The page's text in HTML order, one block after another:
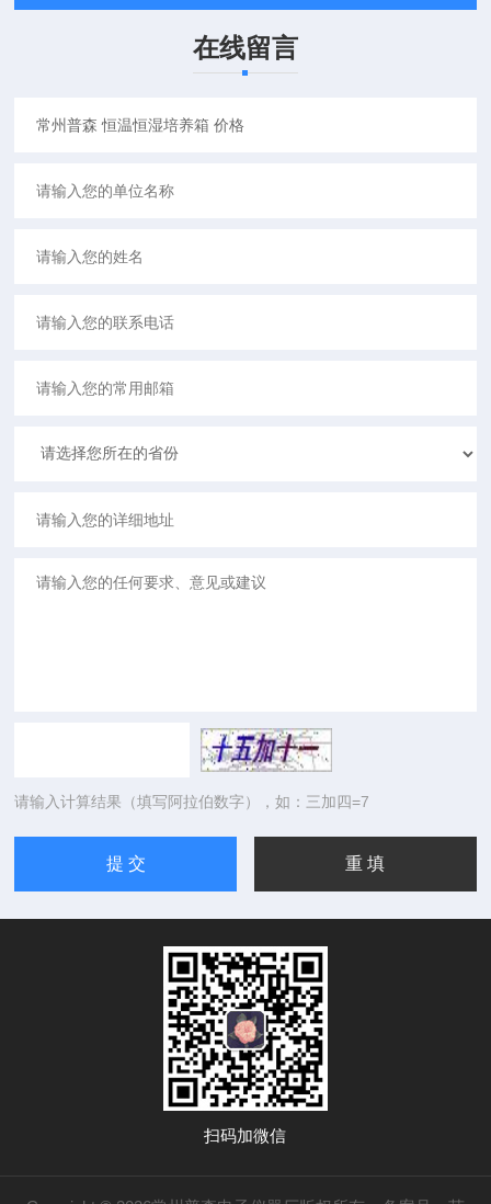
在线留言
请输入计算结果（填写阿拉伯数字），如：三加四=7
扫码加微信